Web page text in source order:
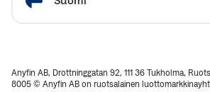
Anyfin AB, Drottninggatan 92, 111 36 Tukholma,
8005 © Anyfin AB on ruotsalainen